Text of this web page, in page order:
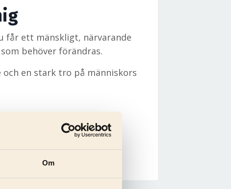
Om
får ett mänskligt, närvarande
behöver förändras.
en stark tro på människors